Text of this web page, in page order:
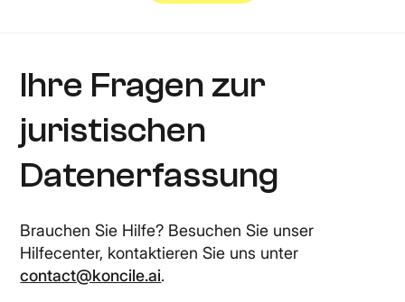
Ihre Fragen zur
juristischen
Datenerfassung
Brauchen Sie Hilfe? Besuchen Sie unser
Hilfecenter, kontaktieren Sie uns unter
contact@koncile.ai.